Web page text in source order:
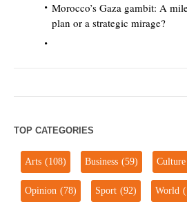
Morocco’s Gaza gambit: A
plan or a strategic mirage?
TOP CATEGORIES
Arts(108) Business(59) Culture
Opinion(78) Sport(92) World